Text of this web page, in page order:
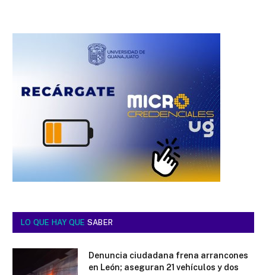
LO QUE HAY QUE SABER
Denuncia ciudadana frena arrancones
en León; aseguran 21 vehículos y dos